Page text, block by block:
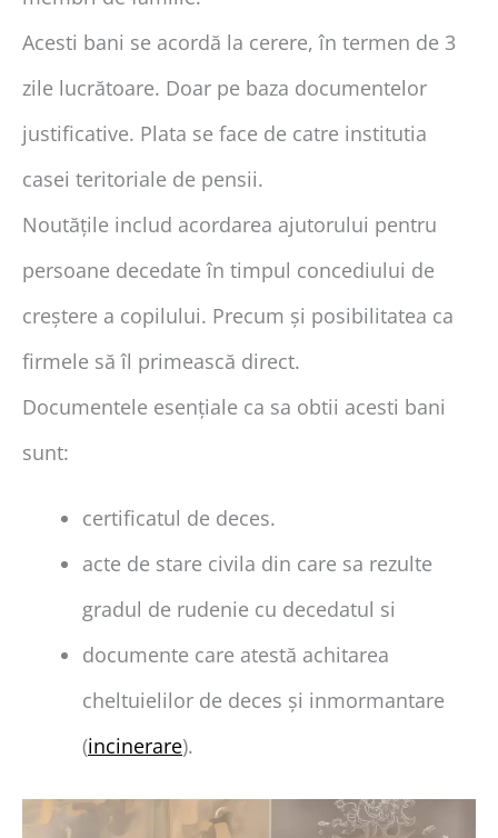
Acesti bani se acordă la cerere, în termen de 3
zile lucrătoare. Doar pe baza documentelor
justificative. Plata se face de catre institutia
casei teritoriale de pensii.
Noutățile includ acordarea ajutorului pentru
persoane decedate în timpul concediului de
creștere a copilului. Precum și posibilitatea ca
firmele să îl primească direct.
Documentele esențiale ca sa obtii acesti bani
sunt:
certificatul de deces.
acte de stare civila din care sa rezulte
gradul de rudenie cu decedatul si
documente care atestă achitarea
cheltuielilor de deces și inmormantare
(incinerare).